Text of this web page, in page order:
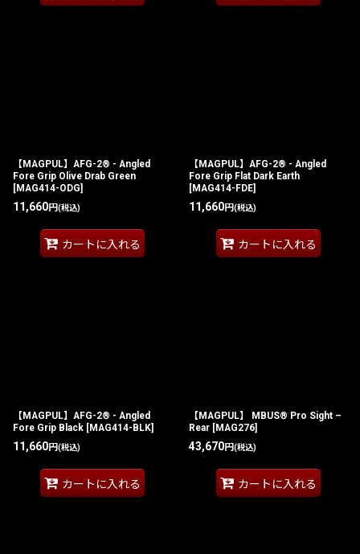
【MAGPUL】AFG-2® - Angled
Fore Grip Olive Drab Green
[MAG414-ODG]
11,660円(税込)
カートに入れる
【MAGPUL】AFG-2® - Angled
Fore Grip Flat Dark Earth
[MAG414-FDE]
11,660円(税込)
カートに入れる
【MAGPUL】AFG-2® - Angled
Fore Grip Black [MAG414-BLK]
11,660円(税込)
カートに入れる
【MAGPUL】 MBUS® Pro Sight –
Rear [MAG276]
43,670円(税込)
カートに入れる